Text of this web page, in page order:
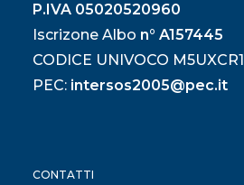
P.IVA 05020520960
Iscrizone Albo n° A157445
CODICE UNIVOCO M5UXCR1
PEC: intersos2005@pec.it
CONTATTI